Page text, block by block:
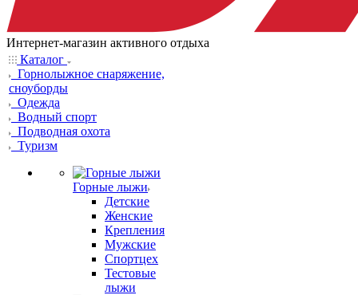
Интернет-магазин активного отдыха
Каталог
Горнолыжное снаряжение,
сноуборды
Одежда
Водный спорт
Подводная охота
Туризм
Горные лыжи
Детские
Женские
Крепления
Мужские
Спортцех
Тестовые
лыжи